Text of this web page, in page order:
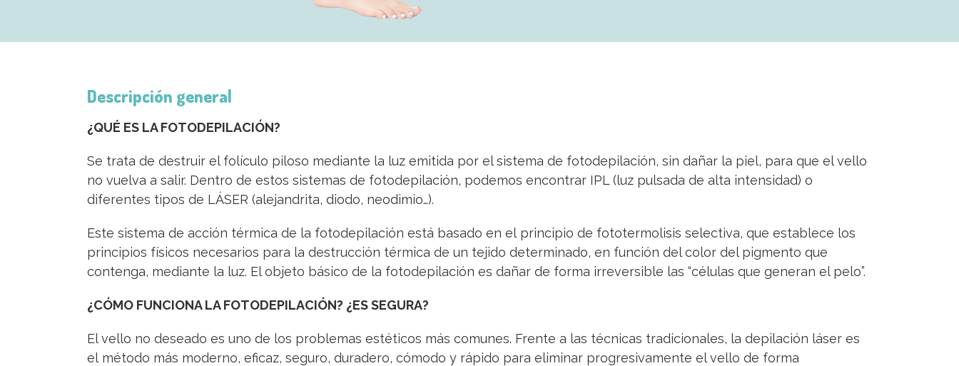
Descripción general
¿QUÉ ES LA FOTODEPILACIÓN?
Se trata de destruir el folículo piloso mediante la luz emitida por el sistema de fotodepilación, sin dañar la piel, para que el vello
no vuelva a salir. Dentro de estos sistemas de fotodepilación, podemos encontrar IPL (luz pulsada de alta intensidad) o
diferentes tipos de LÁSER (alejandrita, diodo, neodimio…).
Este sistema de acción térmica de la fotodepilación está basado en el principio de fototermolisis selectiva, que establece los
principios físicos necesarios para la destrucción térmica de un tejido determinado, en función del color del pigmento que
contenga, mediante la luz. El objeto básico de la fotodepilación es dañar de forma irreversible las “células que generan el pelo”.
¿CÓMO FUNCIONA LA FOTODEPILACIÓN? ¿ES SEGURA?
El vello no deseado es uno de los problemas estéticos más comunes. Frente a las técnicas tradicionales, la depilación láser es
el método más moderno, eficaz, seguro, duradero, cómodo y rápido para eliminar progresivamente el vello de forma